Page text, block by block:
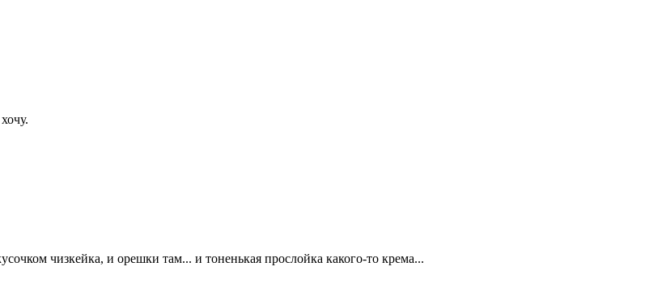
чизкейка, и орешки там... и тоненькая прослойка какого-то крема...